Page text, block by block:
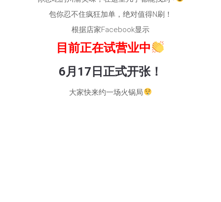
包你忍不住疯狂加单，绝对值得N刷！
根据店家Facebook显示
目前正在试营业中
6月17日正式开张！
大家快来约一场火锅局